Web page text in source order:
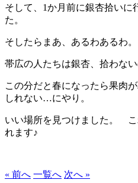
そして、1か月前に銀杏拾いに
た。
そしたらまあ、
帯広の人たちは銀杏、拾わな
この分だと春になったら果肉
しれない…にやり。
いい場所を見つけました。
れます♪
« 前へ 一覧へ 次へ »